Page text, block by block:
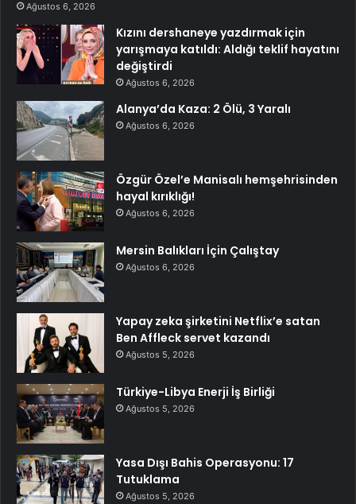
Ağustos 6, 2026
Kızını dershaneye yazdırmak için
yarışmaya katıldı: Aldığı teklif hayatını
değiştirdi
Ağustos 6, 2026
Alanya’da Kaza: 2 Ölü, 3 Yaralı
Ağustos 6, 2026
Özgür Özel’e Manisalı hemşehrisinden
hayal kırıklığı!
Ağustos 6, 2026
Mersin Balıkları İçin Çalıştay
Ağustos 6, 2026
Yapay zeka şirketini Netflix’e satan
Ben Affleck servet kazandı
Ağustos 5, 2026
Türkiye-Libya Enerji İş Birliği
Ağustos 5, 2026
Yasa Dışı Bahis Operasyonu: 17
Tutuklama
Ağustos 5, 2026